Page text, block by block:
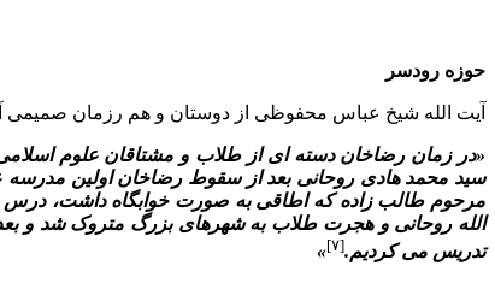
حوزه رودسر
آیت الله شیخ عباس محفوظى از دوستان و هم رزمان صمیمى
«در زمان رضاخان دسته اى از طلاب و مشتاقان علوم
سید محمد هادى روحانى بعد از سقوط رضاخان اولین مدرسه
الله روحانى و هجرت طلاب به شهرهاى بزرگ متروک شد و
تدریس مى کردیم.[۷] »